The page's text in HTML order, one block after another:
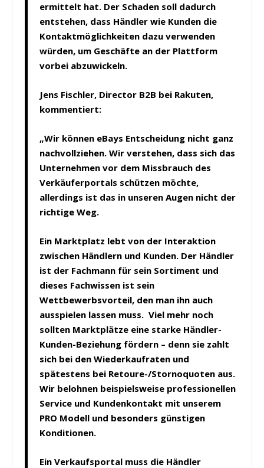
ermittelt hat. Der Schaden soll dadurch
entstehen, dass Händler wie Kunden die
Kontaktmöglichkeiten dazu verwenden
würden, um Geschäfte an der Plattform
vorbei abzuwickeln.
Jens Fischler, Director B2B bei Rakuten,
kommentiert:
„Wir können eBays Entscheidung nicht ganz
nachvollziehen. Wir verstehen, dass sich das
Unternehmen vor dem Missbrauch des
Verkäuferportals schützen möchte,
allerdings ist das in unseren Augen nicht der
richtige Weg.
Ein Marktplatz lebt von der Interaktion
zwischen Händlern und Kunden. Der Händler
ist der Fachmann für sein Sortiment und
dieses Fachwissen ist sein
Wettbewerbsvorteil, den man ihn auch
ausspielen lassen muss. Viel mehr noch
sollten Marktplätze eine starke Händler-
Kunden-Beziehung fördern – denn sie zahlt
sich bei den Wiederkaufraten und
spätestens bei Retoure-/Stornoquoten aus.
Wir belohnen beispielsweise professionellen
Service und Kundenkontakt mit unserem
PRO Modell und besonders günstigen
Konditionen.
Ein Verkaufsportal muss die Händler